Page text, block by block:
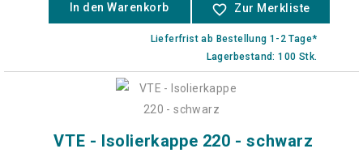
In den Warenkorb favorite_border Zur Merkliste
Lieferfrist ab Bestellung 1-2 Tage*
Lagerbestand: 100 Stk.
VTE - Isolierkappe 220 - schwarz